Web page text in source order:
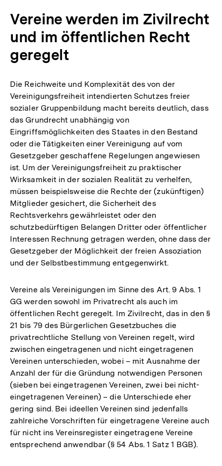
Vereine werden im Zivilrecht
und im öffentlichen Recht
geregelt
Die Reichweite und Komplexität des von der
Vereinigungsfreiheit intendierten Schutzes freier
sozialer Gruppenbildung macht bereits deutlich, dass
das Grundrecht unabhängig von
Eingriffsmöglichkeiten des Staates in den Bestand
oder die Tätigkeiten einer Vereinigung auf vom
Gesetzgeber geschaffene Regelungen angewiesen
ist. Um der Vereinigungsfreiheit zu praktischer
Wirksamkeit in der sozialen Realität zu verhelfen,
müssen beispielsweise die Rechte der (zukünftigen)
Mitglieder gesichert, die Sicherheit des
Rechtsverkehrs gewährleistet oder den
schutzbedürftigen Belangen Dritter oder öffentlicher
Interessen Rechnung getragen werden, ohne dass der
Gesetzgeber der Möglichkeit der freien Assoziation
und der Selbstbestimmung entgegenwirkt.
Vereine als Vereinigungen im Sinne des Art. 9 Abs. 1
GG werden sowohl im Privatrecht als auch im
öffentlichen Recht geregelt. Im Zivilrecht, das in den §
21 bis 79 des Bürgerlichen Gesetzbuches die
privatrechtliche Stellung von Vereinen regelt, wird
zwischen eingetragenen und nicht eingetragenen
Vereinen unterschieden, wobei – mit Ausnahme der
Anzahl der für die Gründung notwendigen Personen
(sieben bei eingetragenen Vereinen, zwei bei nicht-
eingetragenen Vereinen) – die Unterschiede eher
gering sind. Bei ideellen Vereinen sind jedenfalls
zahlreiche Vorschriften für eingetragene Vereine auch
für nicht ins Vereinsregister eingetragene Vereine
entsprechend anwendbar (§ 54 Abs. 1 Satz 1 BGB).